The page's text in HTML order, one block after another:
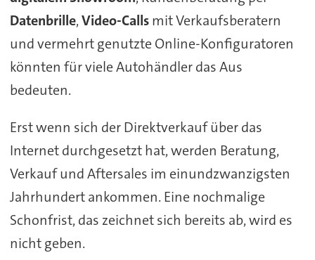
Datenbrille,Video-Callsmit Verkaufsberatern
und vermehrt genutzte Online-Konfiguratoren
könnten für viele Autohändler das Aus
bedeuten.
Erst wenn sich der Direktverkauf über das
Internet durchgesetzt hat, werden Beratung,
Verkauf und Aftersales im einundzwanzigsten
Jahrhundert ankommen. Eine nochmalige
Schonfrist, das zeichnet sich bereits ab, wird es
nicht geben.